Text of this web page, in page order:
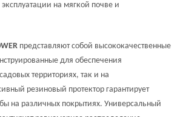
на мягкой почве и
представляют собой высококачественные
для обеспечения
территориях, так и на
резиновый протектор гарантирует
на различных покрытиях. Универсальный